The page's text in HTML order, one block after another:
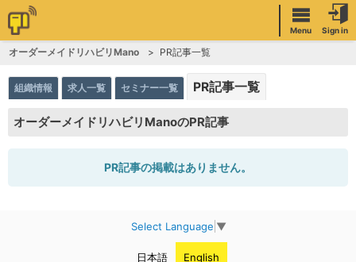
Menu Sign in
オーダーメイドリハビリMano PR記事一覧
組織情報 求人一覧 セミナー一覧 PR記事一覧
オーダーメイドリハビリManoのPR記事
PR記事の掲載はありません。
Select Language ▼
日本語 English